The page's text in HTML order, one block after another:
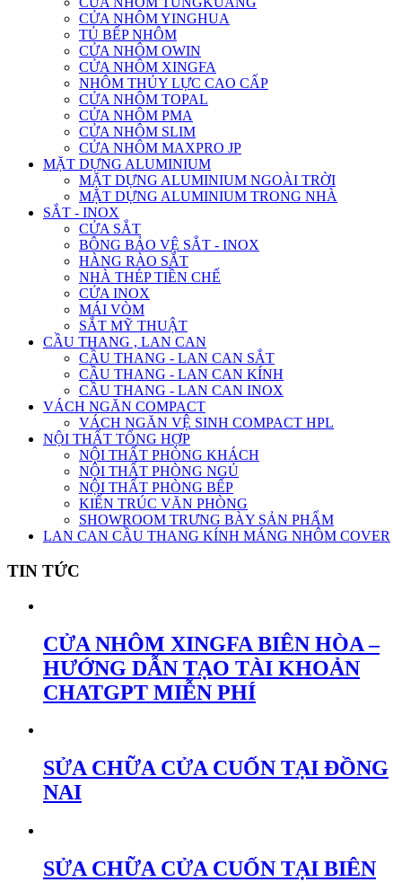
CỬA NHÔM YINGHUA
TỦ BẾP NHÔM
CỬA NHÔM OWIN
CỬA NHÔM XINGFA
NHÔM THỦY LỰC CAO CẤP
CỬA NHÔM TOPAL
CỬA NHÔM PMA
CỬA NHÔM SLIM
CỬA NHÔM MAXPRO JP
MẶT DỰNG ALUMINIUM
MẶT DỰNG ALUMINIUM NGOÀI TRỜI
MẶT DỰNG ALUMINIUM TRONG NHÀ
SẮT - INOX
CỬA SẮT
BÔNG BẢO VỆ SẮT - INOX
HÀNG RÀO SẮT
NHÀ THÉP TIỀN CHẾ
CỬA INOX
MÁI VÒM
SẮT MỸ THUẬT
CẦU THANG , LAN CAN
CẦU THANG - LAN CAN SẮT
CẦU THANG - LAN CAN KÍNH
CẦU THANG - LAN CAN INOX
VÁCH NGĂN COMPACT
VÁCH NGĂN VỆ SINH COMPACT HPL
NỘI THẤT TỔNG HỢP
NỘI THẤT PHÒNG KHÁCH
NỘI THẤT PHÒNG NGỦ
NỘI THẤT PHÒNG BẾP
KIẾN TRÚC VĂN PHÒNG
SHOWROOM TRƯNG BÀY SẢN PHẨM
LAN CAN CẦU THANG KÍNH MÁNG NHÔM COVER
TIN TỨC
CỬA NHÔM XINGFA BIÊN HÒA –
HƯỚNG DẪN TẠO TÀI KHOẢN
CHATGPT MIỄN PHÍ
SỬA CHỮA CỬA CUỐN TẠI ĐỒNG
NAI
SỬA CHỮA CỬA CUỐN TẠI BIÊN